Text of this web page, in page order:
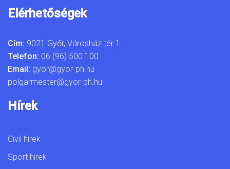
Elérhetőségek
Cím: 9021 Győr, Városház tér 1.
Telefon: 06 (96) 500 100
Email: gyor@gyor-ph.hu
polgarmester@gyor-ph.hu
Hírek
Civil hírek
Sport hírek